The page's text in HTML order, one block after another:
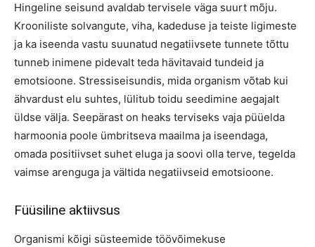
Hingeline seisund avaldab tervisele väga suurt mõju.
Krooniliste solvangute, viha, kadeduse ja teiste ligimeste
ja ka iseenda vastu suunatud negatiivsete tunnete tõttu
tunneb inimene pidevalt teda hävitavaid tundeid ja
emotsioone. Stressiseisundis, mida organism võtab kui
ähvardust elu suhtes, lülitub toidu seedimine aegajalt
üldse välja. Seepärast on heaks terviseks vaja püüelda
harmoonia poole ümbritseva maailma ja iseendaga,
omada positiivset suhet eluga ja soovi olla terve, tegelda
vaimse arenguga ja vältida negatiivseid emotsioone.
Füüsiline aktiivsus
Organismi kõigi süsteemide töövõimekuse